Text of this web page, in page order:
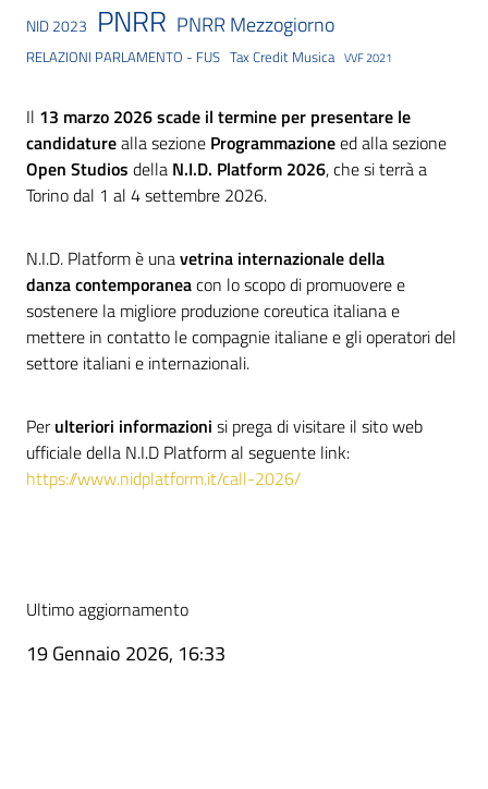
NID 2023 PNRR PNRR Mezzogiorno
RELAZIONI PARLAMENTO - FUS Tax Credit Musica VVF 2021
Il 13 marzo 2026 scade il termine per presentare le
candidaturealla sezione Programmazioneed alla sezione
Open Studios della N.I.D. Platform 2026, che si terrà a
Torino dal 1 al 4 settembre 2026.
N.I.D. Platform è unavetrina internazionale della
danza contemporaneacon lo scopo di promuovere e
sostenere la migliore produzione coreutica italiana e
mettere in contatto le compagnie italiane e gli operatori del
settore italiani e internazionali.
Perulteriori informazioni si prega di visitare il sito web
ufficiale della N.I.D Platform al seguente link:
https://www.nidplatform.it/call-2026/
Ultimo aggiornamento
19 Gennaio 2026, 16:33